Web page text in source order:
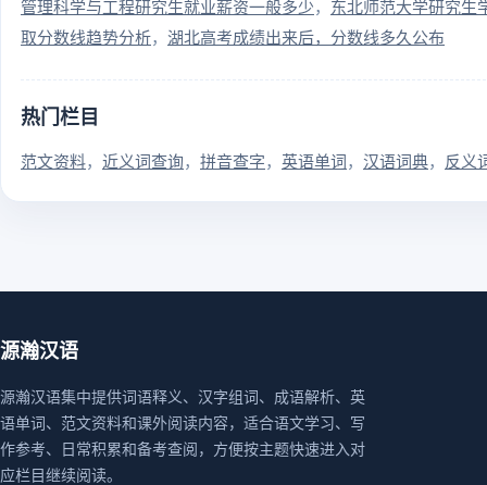
管理科学与工程研究生就业薪资一般多少
东北师范大学研究生
取分数线趋势分析
湖北高考成绩出来后，分数线多久公布
热门栏目
范文资料 近义词查询 拼音查字 英语单词 汉语词典 反义
源瀚汉语
源瀚汉语集中提供词语释义、汉字组词、成语解析、英
语单词、范文资料和课外阅读内容，适合语文学习、写
作参考、日常积累和备考查阅，方便按主题快速进入对
应栏目继续阅读。